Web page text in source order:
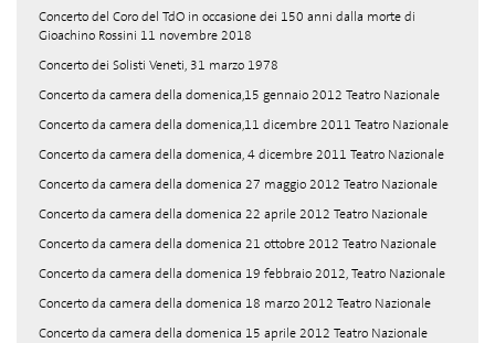
Concerto del Coro del TdO in occasione dei 150 anni dalla morte di
Gioachino Rossini 11 novembre 2018
Concerto dei Solisti Veneti, 31 marzo 1978
Concerto da camera della domenica,15 gennaio 2012 Teatro Nazionale
Concerto da camera della domenica,11 dicembre 2011 Teatro Nazionale
Concerto da camera della domenica, 4 dicembre 2011 Teatro Nazionale
Concerto da camera della domenica 27 maggio 2012 Teatro Nazionale
Concerto da camera della domenica 22 aprile 2012 Teatro Nazionale
Concerto da camera della domenica 21 ottobre 2012 Teatro Nazionale
Concerto da camera della domenica 19 febbraio 2012, Teatro Nazionale
Concerto da camera della domenica 18 marzo 2012 Teatro Nazionale
Concerto da camera della domenica 15 aprile 2012 Teatro Nazionale